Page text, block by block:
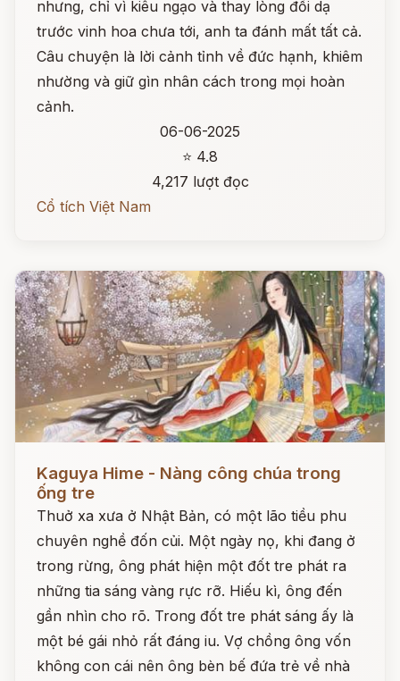
nhưng, chỉ vì kiêu ngạo và thay lòng đổi dạ
trước vinh hoa chưa tới, anh ta đánh mất tất cả.
Câu chuyện là lời cảnh tỉnh về đức hạnh, khiêm
nhường và giữ gìn nhân cách trong mọi hoàn
cảnh.
06-06-2025
⭐ 4.8
4,217 lượt đọc
Cổ tích Việt Nam
Kaguya Hime - Nàng công chúa trong
ống tre
Thuở xa xưa ở Nhật Bản, có một lão tiều phu
chuyên nghề đốn củi. Một ngày nọ, khi đang ở
trong rừng, ông phát hiện một đốt tre phát ra
những tia sáng vàng rực rỡ. Hiếu kì, ông đến
gần nhìn cho rõ. Trong đốt tre phát sáng ấy là
một bé gái nhỏ rất đáng iu. Vợ chồng ông vốn
không con cái nên ông bèn bế đứa trẻ về nhà